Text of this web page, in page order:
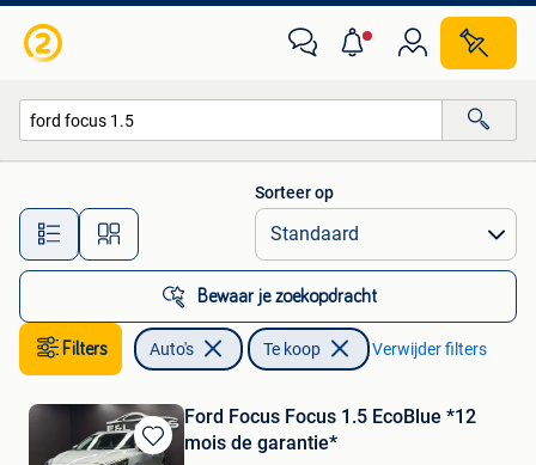
Alle afstanden…
Sorteer op
Bewaar je zoekopdracht
Filters Auto's Te koop Verwijder filters
Bewaren
Ford Focus Focus 1.5 EcoBlue *12
mois de garantie*